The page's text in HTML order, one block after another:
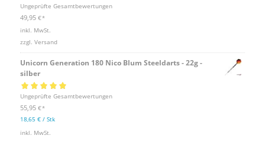
Bewertet mit
5.00von 5
Ungeprüfte Gesamtbewertungen
49,95 €*
inkl. MwSt.
zzgl. Versand
Unicorn Generation 180 Nico Blum Steeldarts - 22g -
silber
Bewertet mit
5.00von 5
Ungeprüfte Gesamtbewertungen
55,95 €*
18,65 €/ Stk
inkl. MwSt.